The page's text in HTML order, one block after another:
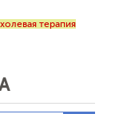
терапия